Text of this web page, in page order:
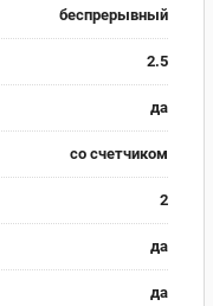
беспрерывный
2.5
да
со счетчиком
2
да
да